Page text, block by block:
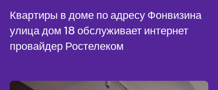
Квартиры в доме по адресу Фонвизина
улица дом 18 обслуживает интернет
провайдер Ростелеком